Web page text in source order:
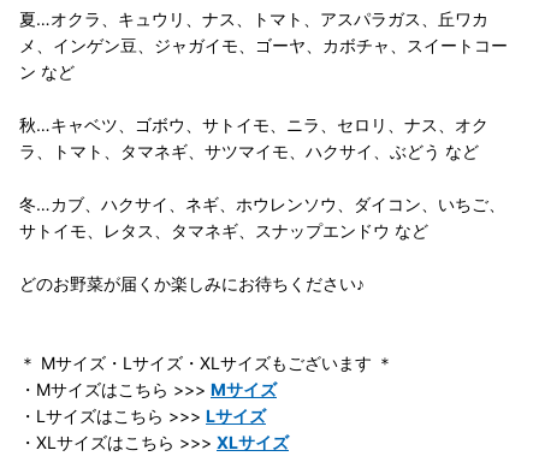
夏…オクラ、キュウリ、ナス、トマト、アスパラガス、丘ワカ
メ、インゲン豆、ジャガイモ、ゴーヤ、カボチャ、スイートコー
ン など
秋…キャベツ、ゴボウ、サトイモ、ニラ、セロリ、ナス、オク
ラ、トマト、タマネギ、サツマイモ、ハクサイ、ぶどう など
冬…カブ、ハクサイ、ネギ、ホウレンソウ、ダイコン、いちご、
サトイモ、レタス、タマネギ、スナップエンドウ など
どのお野菜が届くか楽しみにお待ちください♪
＊ Mサイズ・Lサイズ・XLサイズもございます ＊
・Mサイズはこちら >>> Mサイズ
・Lサイズはこちら >>> Lサイズ
・XLサイズはこちら >>> XLサイズ